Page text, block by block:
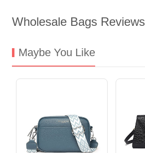
Wholesale Bags Reviews
Maybe You Like